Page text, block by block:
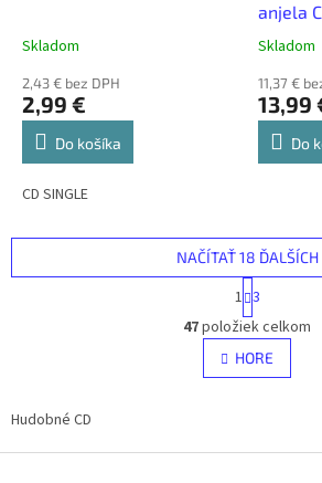
Skladom
2,43 € bez DPH
2,99 €
Do košíka
CD SINGLE
anjela
Skladom
11,37 €
13,99
Do
O
v
l
á
NAČÍTAŤ 18 ĎALŠÍCH
t
r
á
n
k
n
1 3
47položiek celkom
HORE
Hudobné CD